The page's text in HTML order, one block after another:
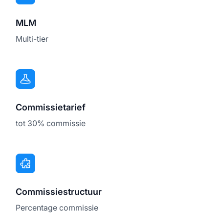
MLM
Multi-tier
Commissietarief
tot 30% commissie
Commissiestructuur
Percentage commissie